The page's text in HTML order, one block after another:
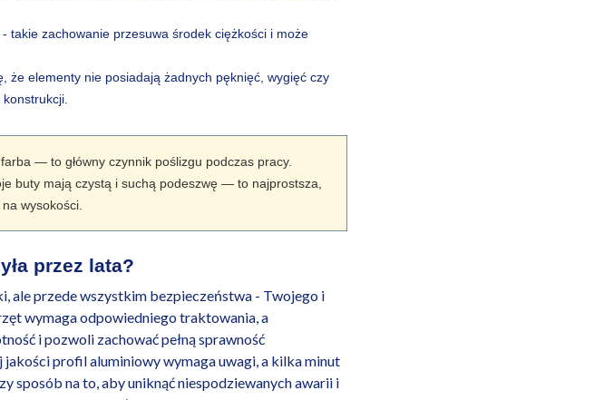
takie zachowanie przesuwa środek ciężkości i może
że elementy nie posiadają żadnych pęknięć, wygięć czy
— to główny czynnik poślizgu podczas pracy.
buty mają czystą i suchą podeszwę — to najprostsza,
wysokości.
przez lata?
ale przede wszystkim bezpieczeństwa - Twojego i
wymaga odpowiedniego traktowania, a
i pozwoli zachować pełną sprawność
jakości profil aluminiowy wymaga uwagi, a kilka minut
sposób na to, aby uniknąć niespodziewanych awarii i